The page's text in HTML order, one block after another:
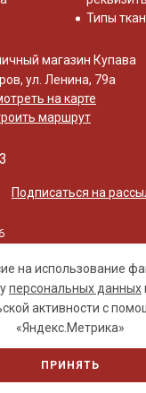
на использование
персональных данных
активности с
«Яндекс.Метрика»
ПРИНЯТЬ
Типы
магазин Купава
ул. Ленина, 79а
на карте
маршрут
Подписаться на
является публичной
персональных данных